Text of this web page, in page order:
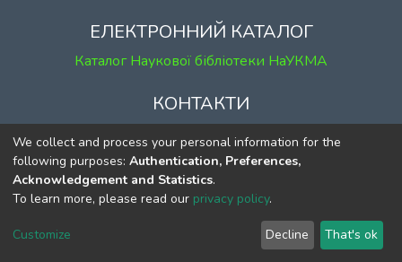
ЕЛЕКТРОННИЙ КАТАЛОГ
Каталог Наукової бібліотеки НаУКМА
КОНТАКТИ
м. Київ, вул. Григорія Сковороди, 2
к. 1, к. 120
тел. (044) 463-69-31
ekmair@ukma.edu.ua
We collect and process your personal information for the
following purposes: Authentication, Preferences,
Acknowledgement and Statistics.
To learn more, please read our privacy policy.
Customize Decline That's ok